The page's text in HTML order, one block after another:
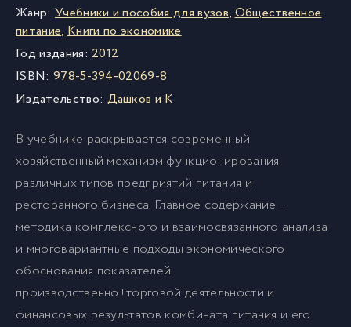
Жанр: Учебники и пособия для вузов,Общественное
питание, Книги по экономике
Год издания: 2012
ISBN: 978-5-394-02069-8
Издательство: Дашков и К
В учебнике раскрывается современный
хозяйственный механизм функционирования
различных типов предприятий питания и
ресторанного бизнеса. Главное содержание –
методика комплексного и взаимосвязанного анализа
и многовариантные подходы экономического
обоснования показателей
производственно+торговой деятельности и
финансовых результатов комбината питания и его